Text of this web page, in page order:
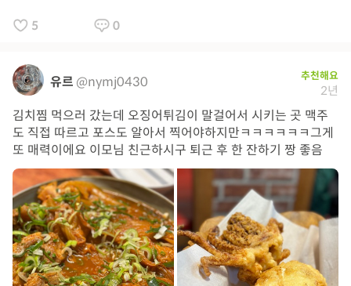
5 0
유르 @nymj0430 추천해요
2년
김치찜 먹으러 갔는데 오징어튀김이 말걸어서 시키는 곳 맥주
도 직접 따르고 포스도 알아서 찍어야하지만ㅋㅋㅋㅋㅋㅋ그게
또 매력이에요 이모님 친근하시구 퇴근 후 한 잔하기 짱 좋음